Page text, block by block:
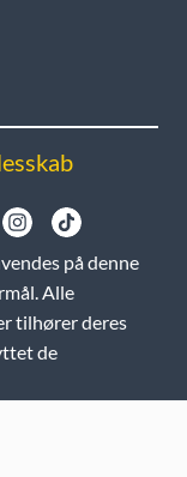
på denne
Alle
tilhører deres
de